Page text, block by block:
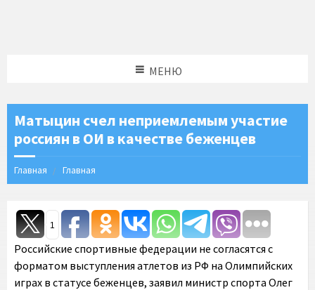
МЕНЮ
Матыцин счел неприемлемым участие
россиян в ОИ в качестве беженцев
Главная Главная
1
Российские спортивные федерации не согласятся с
форматом выступления атлетов из РФ на Олимпийских
играх в статусе беженцев, заявил министр спорта Олег